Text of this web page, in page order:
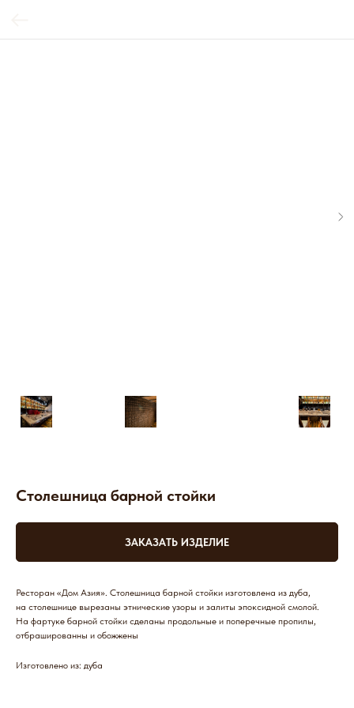
Столешница барной стойки
ЗАКАЗАТЬ ИЗДЕЛИЕ
Ресторан «Дом Азия». Столешница барной стойки изготовлена из дуба,
на столешнице вырезаны этнические узоры и залиты эпоксидной смолой.
На фартуке барной стойки сделаны продольные и поперечные пропилы,
отбрашированны и обожжены
Изготовлено из: дуба